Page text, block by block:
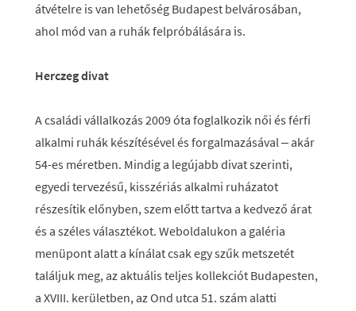
átvételre is van lehetőség Budapest belvárosában,
ahol mód van a ruhák felpróbálására is.
Herczeg divat
A családi vállalkozás 2009 óta foglalkozik női és férfi
alkalmi ruhák készítésével és forgalmazásával – akár
54-es méretben. Mindig a legújabb divat szerinti,
egyedi tervezésű, kisszériás alkalmi ruházatot
részesítik előnyben, szem előtt tartva a kedvező árat
és a széles választékot. Weboldalukon a galéria
menüpont alatt a kínálat csak egy szűk metszetét
találjuk meg, az aktuális teljes kollekciót Budapesten,
a XVIII. kerületben, az Ond utca 51. szám alatti